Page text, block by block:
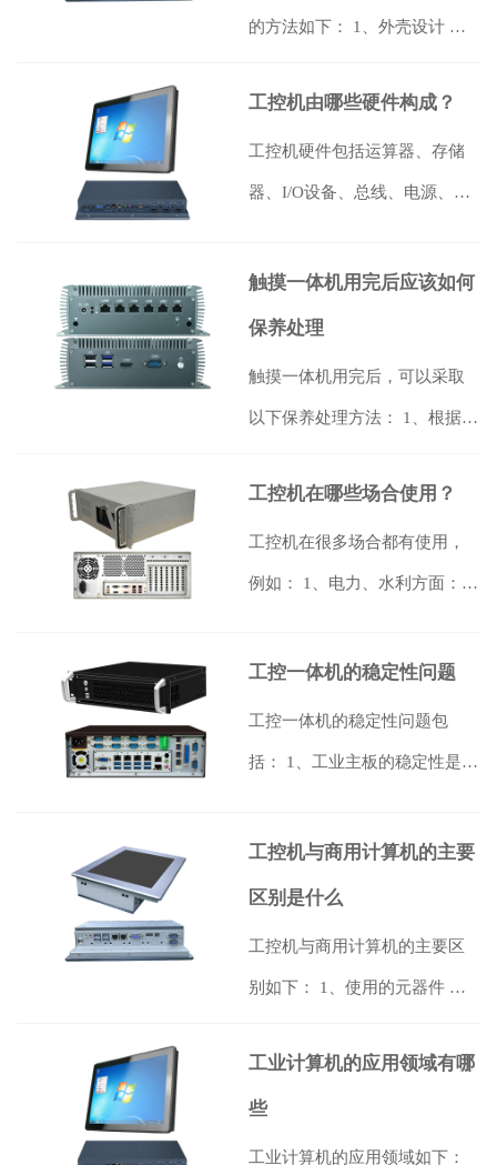
的方法如下： 1、外壳设计 工
料，如铝…【详情】
工控机由哪些硬件构成？
工控机硬件包括运算器、存储
器、I/O设备、总线、电源、机
部件包…【详情】
触摸一体机用完后应该如何
保养处理
触摸一体机用完后，可以采取
以下保养处理方法： 1、根据使
示屏进行…【详情】
工控机在哪些场合使用？
工控机在很多场合都有使用，
例如： 1、电力、水利方面：
靠、安全…【详情】
工控一体机的稳定性问题
工控一体机的稳定性问题包
括： 1、工业主板的稳定性是嵌
的关键，在…【详情】
工控机与商用计算机的主要
区别是什么
工控机与商用计算机的主要区
别如下： 1、使用的元器件 工
流行的定…【详情】
工业计算机的应用领域有哪
些
工业计算机的应用领域如下：